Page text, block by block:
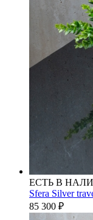
ЕСТЬ В
Sfera Silver
85 300 ₽